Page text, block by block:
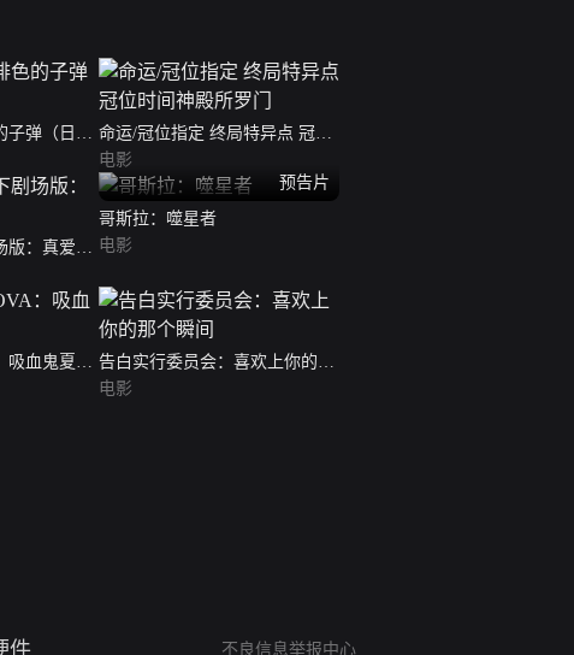
子弹（日语 命运/冠位指定 终局特异点 冠位
时间神殿所罗门
电影
版：真爱王
预告片
哥斯拉：噬星者
电影
吸血鬼夏哈 告白实行委员会：喜欢上你的那
个瞬间
电影
件 不良信息举报中心